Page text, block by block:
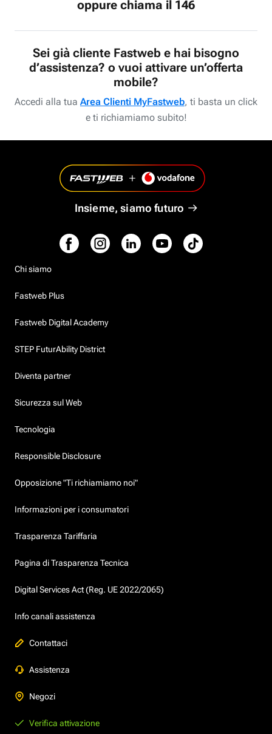
oppure chiama il 146
Sei già cliente Fastweb e hai bisogno
d’assistenza? o vuoi attivare un’offerta
mobile?
Accedi alla tua Area Clienti MyFastweb, ti basta un click
e ti richiamiamo subito!
Insieme, siamo futuro
Chi siamo
Fastweb Plus
Fastweb Digital Academy
STEP FuturAbility District
Diventa partner
Sicurezza sul Web
Tecnologia
Responsible Disclosure
Opposizione "Ti richiamiamo noi"
Informazioni per i consumatori
Trasparenza Tariffaria
Pagina di Trasparenza Tecnica
Digital Services Act (Reg. UE 2022/2065)
Info canali assistenza
Contattaci
Assistenza
Negozi
Verifica attivazione